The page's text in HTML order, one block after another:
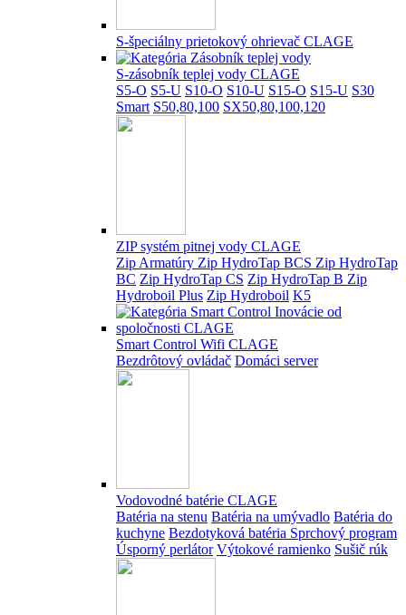
S-špeciálny prietokový ohrievač CLAGE
S-zásobník teplej vody CLAGE
S5-O S5-U S10-O S10-U S15-O S15-U S30
Smart S50,80,100 SX50,80,100,120
ZIP systém pitnej vody CLAGE
Zip Armatúry Zip HydroTap BCS Zip HydroTap
BC Zip HydroTap CS Zip HydroTap B Zip
Hydroboil Plus Zip Hydroboil K5
Smart Control Wifi CLAGE
Bezdrôtový ovládač Domáci server
Vodovodné batérie CLAGE
Batéria na stenu Batéria na umývadlo Batéria do
kuchyne Bezdotyková batéria Sprchový program
Úsporný perlátor Výtokové ramienko Sušič rúk